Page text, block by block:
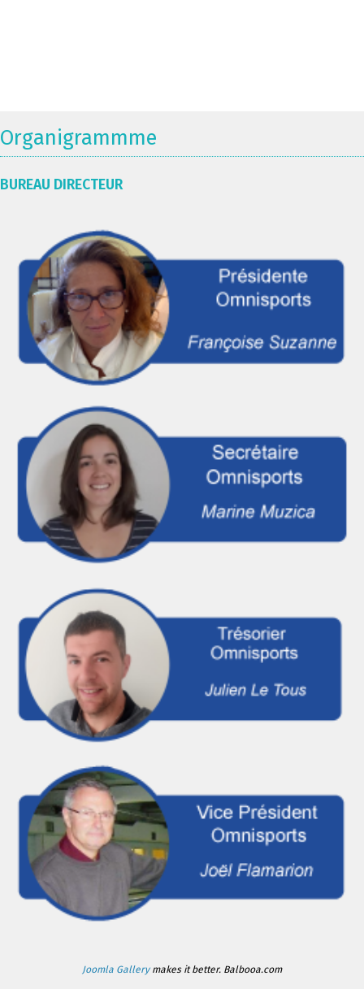
Organigrammme
BUREAU DIRECTEUR
Joomla Gallerymakes it better. Balbooa.com